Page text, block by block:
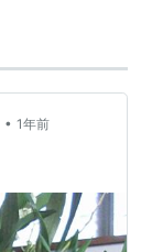
• 1年前